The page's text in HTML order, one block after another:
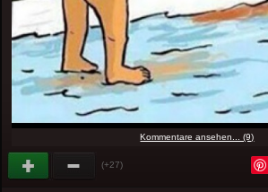
Kommentare ansehen... (9)
(+27)